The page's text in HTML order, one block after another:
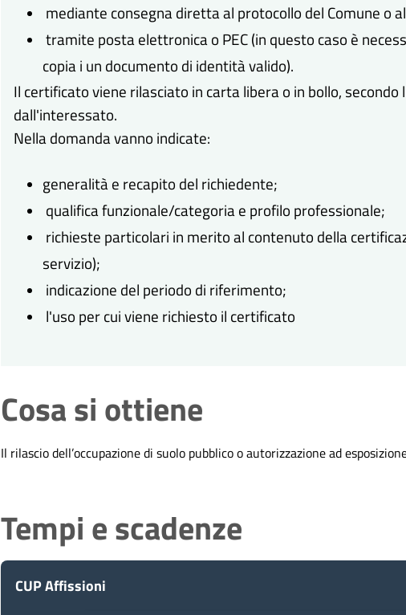
mediante consegna diretta al protocollo del Comune o
tramite posta elettronica o PEC (in questo caso è
copia i un documento di identità valido).
Il certificato viene rilasciato in carta libera o in bollo, secondo
dall'interessato.
Nella domanda vanno indicate:
generalità e recapito del richiedente;
qualifica funzionale/categoria e profilo professionale;
richieste particolari in merito al contenuto della
servizio);
indicazione del periodo di riferimento;
l'uso per cui viene richiesto il certificato
Cosa si ottiene
Il rilascio dell’occupazione di suolo pubblico o autorizzazione ad
Tempi e scadenze
CUP Affissioni